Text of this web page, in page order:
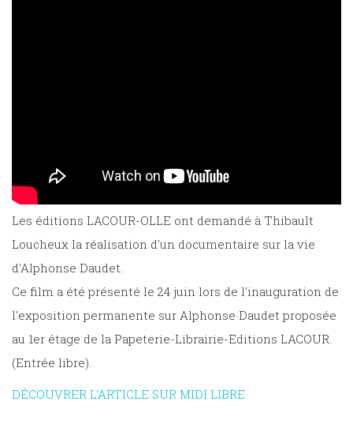
Les éditions LACOUR-OLLE ont demandé à Thibault
Loucheux la réalisation d'un documentaire sur la vie
d'Alphonse Daudet.
Ce film a été présenté le 24 juin lors de l'inauguration de
l'exposition permanente sur Alphonse Daudet proposée
au 1er étage de la Papeterie-Librairie-Editions LACOUR.
(Entrée libre).
DÉCOUVRER L'ARTICLE SUR MIDI LIBRE